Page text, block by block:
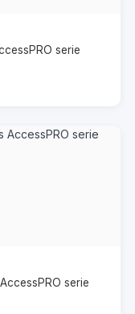
serie
serie